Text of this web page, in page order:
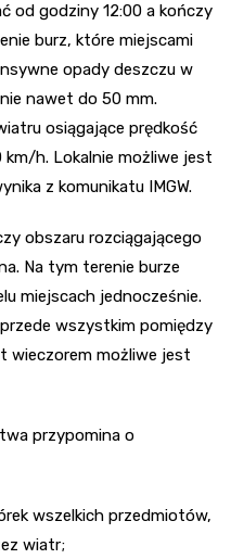
od godziny 12:00 a kończy
burz, które miejscami
opady deszczu w
nawet do 50 mm.
osiągające prędkość
h. Lokalnie możliwe jest
z komunikatu IMGW.
obszaru rozciągającego
Na tym terenie burze
miejscach jednocześnie.
wszystkim pomiędzy
wieczorem możliwe jest
przypomina o
wszelkich przedmiotów,
wiatr;